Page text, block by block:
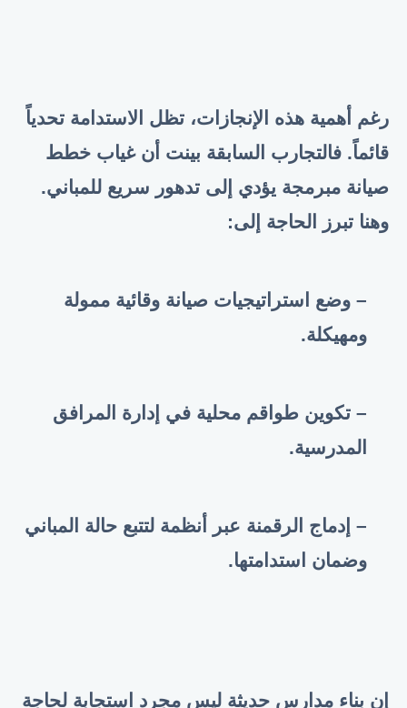
رغم أهمية هذه الإنجازات، تظل الاستدامة تحدياً
قائماً. فالتجارب السابقة بينت أن غياب خطط
صيانة مبرمجة يؤدي إلى تدهور سريع للمباني.
وهنا تبرز الحاجة إلى:
– وضع استراتيجيات صيانة وقائية ممولة
ومهيكلة.
– تكوين طواقم محلية في إدارة المرافق
المدرسية.
– إدماج الرقمنة عبر أنظمة لتتبع حالة المباني
وضمان استدامتها.
إن بناء مدارس حديثة ليس مجرد استجابة لحاجة